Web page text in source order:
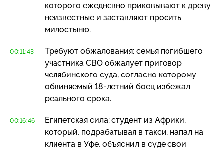
которого ежедневно приковывают к древу
неизвестные и заставляют просить
милостыню.
00:11:43
Требуют обжалования: семья погибшего
участника СВО обжалует приговор
челябинского суда, согласно которому
обвиняемый 18-летний боец избежал
реального срока.
00:16:46
Египетская сила: студент из Африки,
который, подрабатывая в такси, напал на
клиента в Уфе, объяснил в суде свои